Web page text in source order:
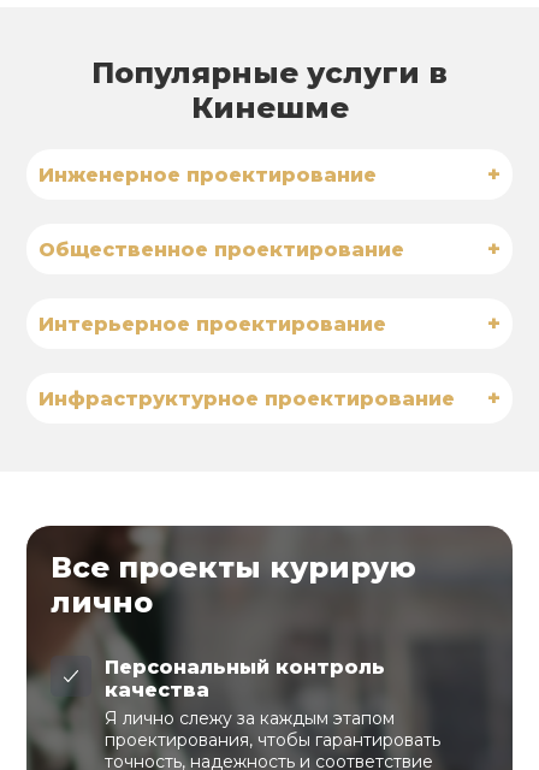
Популярные услуги в
Кинешме
Инженерное проектирование +
Общественное проектирование +
Интерьерное проектирование +
Инфраструктурное проектирование +
Все проекты курирую
лично
Персональный контроль
качества
Я лично слежу за каждым этапом
проектирования, чтобы гарантировать
точность, надежность и соответствие